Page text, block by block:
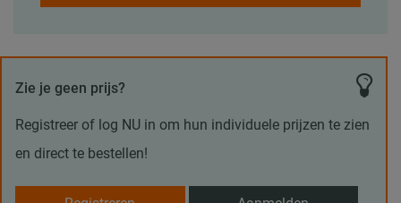
Zie je geen prijs?
Registreer of log NU in om hun individuele prijzen te zien
en direct te bestellen!